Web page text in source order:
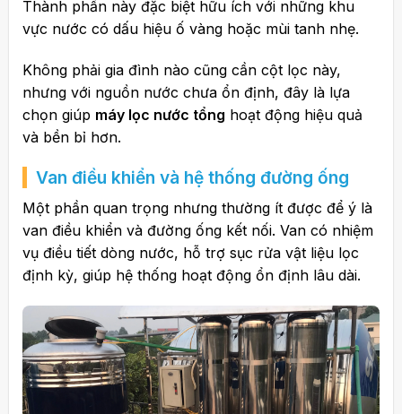
Thành phần này đặc biệt hữu ích với những khu
vực nước có dấu hiệu ố vàng hoặc mùi tanh nhẹ.
Không phải gia đình nào cũng cần cột lọc này,
nhưng với nguồn nước chưa ổn định, đây là lựa
chọn giúp máy lọc nước tổng hoạt động hiệu quả
và bền bỉ hơn.
Van điều khiển và hệ thống đường ống
Một phần quan trọng nhưng thường ít được để ý là
van điều khiển và đường ống kết nối. Van có nhiệm
vụ điều tiết dòng nước, hỗ trợ sục rửa vật liệu lọc
định kỳ, giúp hệ thống hoạt động ổn định lâu dài.